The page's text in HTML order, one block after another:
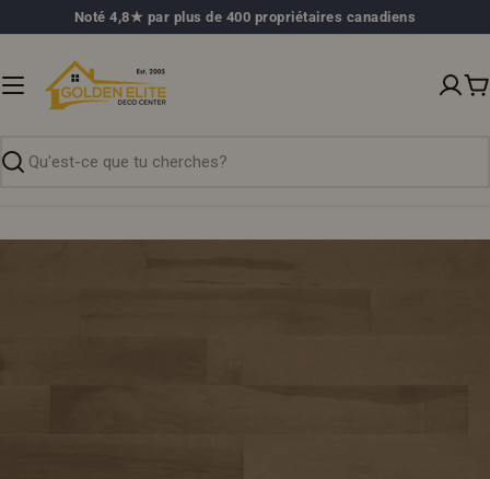
au
Noté 4,8★ par plus de 400 propriétaires canadiens
Recherche